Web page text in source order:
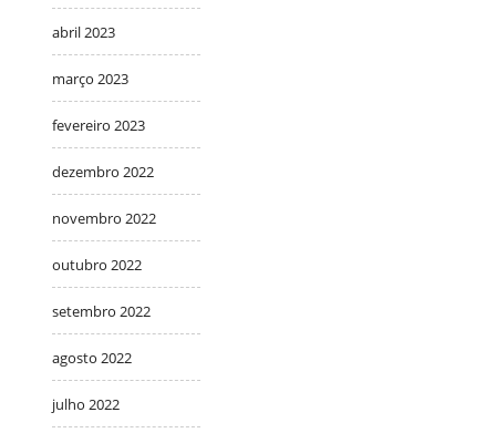
abril 2023
março 2023
fevereiro 2023
dezembro 2022
novembro 2022
outubro 2022
setembro 2022
agosto 2022
julho 2022